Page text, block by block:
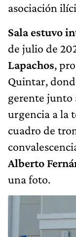
asociación
Sala estuvo
de julio de
Lapachos,
Quintar,
gerente junto
urgencia a la
cuadro de
Alberto
una foto.